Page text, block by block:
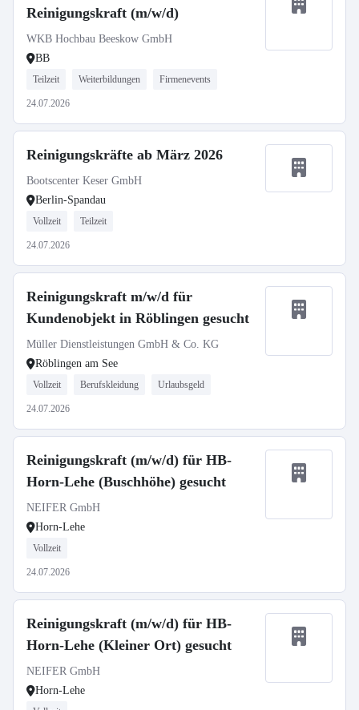
Reinigungskraft (m/w/d)
WKB Hochbau Beeskow GmbH
BB
Teilzeit Weiterbildungen Firmenevents
24.07.2026
Reinigungskräfte ab März 2026
Bootscenter Keser GmbH
Berlin-Spandau
Vollzeit Teilzeit
24.07.2026
Reinigungskraft m/w/d für
Kundenobjekt in Röblingen gesucht
Müller Dienstleistungen GmbH & Co. KG
Röblingen am See
Vollzeit Berufskleidung Urlaubsgeld
24.07.2026
Reinigungskraft (m/w/d) für HB-
Horn-Lehe (Buschhöhe) gesucht
NEIFER GmbH
Horn-Lehe
Vollzeit
24.07.2026
Reinigungskraft (m/w/d) für HB-
Horn-Lehe (Kleiner Ort) gesucht
NEIFER GmbH
Horn-Lehe